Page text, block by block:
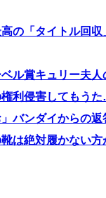
高の「タイトル回
ベル賞キュリー夫
利侵害してもう
バンダイからの返
は絶対履かない方